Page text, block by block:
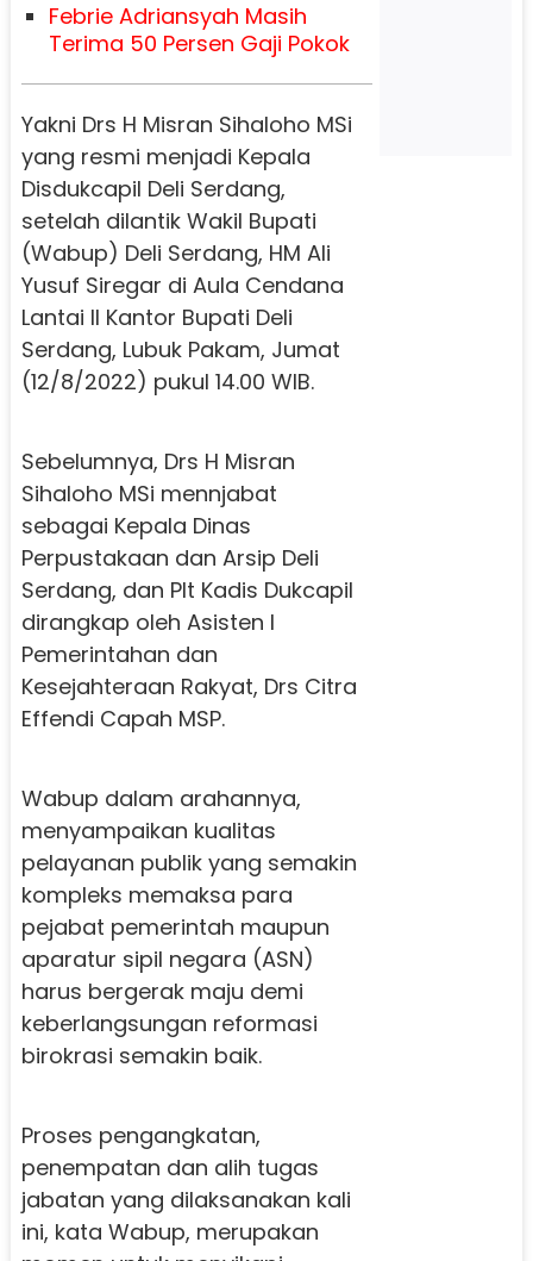
Febrie Adriansyah Masih
Terima 50 Persen Gaji Pokok
Yakni Drs H Misran Sihaloho MSi
yang resmi menjadi Kepala
Disdukcapil Deli Serdang,
setelah dilantik Wakil Bupati
(Wabup) Deli Serdang, HM Ali
Yusuf Siregar di Aula Cendana
Lantai II Kantor Bupati Deli
Serdang, Lubuk Pakam, Jumat
(12/8/2022) pukul 14.00 WIB.
Sebelumnya, Drs H Misran
Sihaloho MSi mennjabat
sebagai Kepala Dinas
Perpustakaan dan Arsip Deli
Serdang, dan Plt Kadis Dukcapil
dirangkap oleh Asisten I
Pemerintahan dan
Kesejahteraan Rakyat, Drs Citra
Effendi Capah MSP.
Wabup dalam arahannya,
menyampaikan kualitas
pelayanan publik yang semakin
kompleks memaksa para
pejabat pemerintah maupun
aparatur sipil negara (ASN)
harus bergerak maju demi
keberlangsungan reformasi
birokrasi semakin baik.
Proses pengangkatan,
penempatan dan alih tugas
jabatan yang dilaksanakan kali
ini, kata Wabup, merupakan